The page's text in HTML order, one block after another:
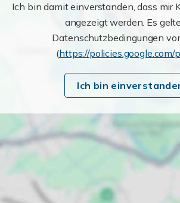
Ich bin damit einverstanden, dass mir
angezeigt werden. Es
Datenschutzbedingungen
(https://policies.google.com/
Ich bin